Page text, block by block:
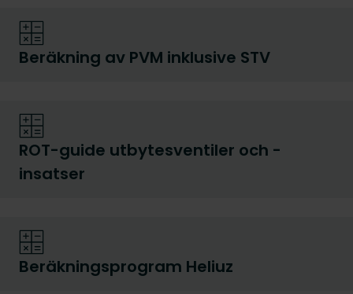
Beräkning av PVM inklusive STV
ROT-guide utbytesventiler och -
insatser
Beräkningsprogram Heliuz